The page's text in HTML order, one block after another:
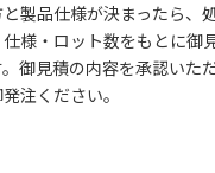
製品仕様が決まったら、
仕様・ロット数をもとに御
。御見積の内容を承認いた
注ください。